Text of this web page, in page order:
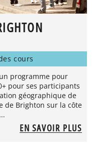
cours
programme pour
pour ses participants
géographique de
de Brighton sur la côte
EN SAVOIR PLUS